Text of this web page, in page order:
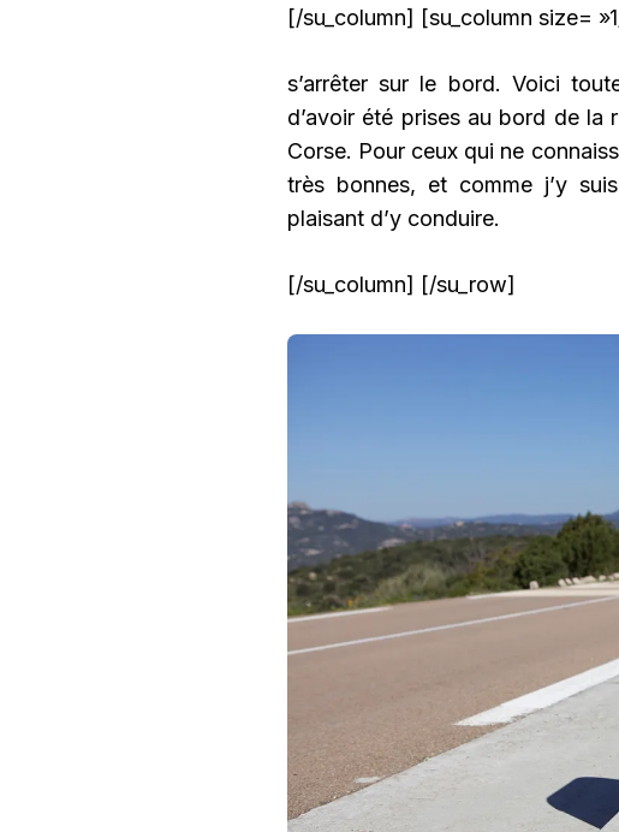
[/su_column] [su_column size=
s’arrêter sur le bord. Voici
d’avoir été prises au bord de la
Corse. Pour ceux qui ne
très bonnes, et comme j’y
plaisant d’y conduire.
[/su_column] [/su_row]